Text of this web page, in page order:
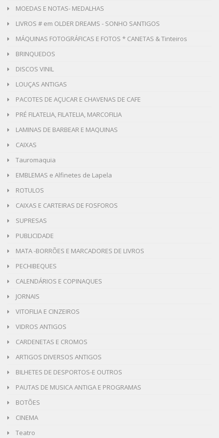
MOEDAS E NOTAS- MEDALHAS
LIVROS # em OLDER DREAMS - SONHO SANTIGOS
MÁQUINAS FOTOGRÁFICAS E FOTOS * CANETAS & Tinteiros
BRINQUEDOS
DISCOS VINIL
LOUÇAS ANTIGAS
PACOTES DE AÇUCAR E CHAVENAS DE CAFE
PRÉ FILATELIA, FILATELIA, MARCOFILIA
LAMINAS DE BARBEAR E MAQUINAS
CAIXAS
Tauromaquia
EMBLEMAS e Alfinetes de Lapela
ROTULOS
CAIXAS E CARTEIRAS DE FOSFOROS
SUPRESAS
PUBLICIDADE
MATA -BORRÕES E MARCADORES DE LIVROS
PECHIBEQUES
CALENDÁRIOS E COPINAQUES
JORNAIS
VITOFILIA E CINZEIROS
VIDROS ANTIGOS
CARDENETAS E CROMOS
ARTIGOS DIVERSOS ANTIGOS
BILHETES DE DESPORTOS-E OUTROS
PAUTAS DE MUSICA ANTIGA E PROGRAMAS
BOTÕES
CINEMA
Teatro